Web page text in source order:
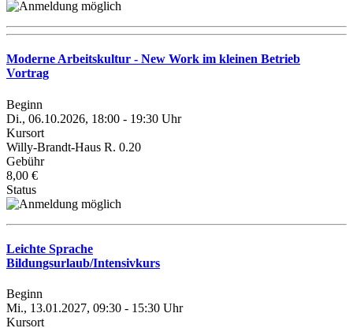
Moderne Arbeitskultur - New Work im kleinen Betrieb
Vortrag
Beginn
Di., 06.10.2026, 18:00 - 19:30 Uhr
Kursort
Willy-Brandt-Haus R. 0.20
Gebühr
8,00 €
Status
Leichte Sprache
Bildungsurlaub/Intensivkurs
Beginn
Mi., 13.01.2027, 09:30 - 15:30 Uhr
Kursort